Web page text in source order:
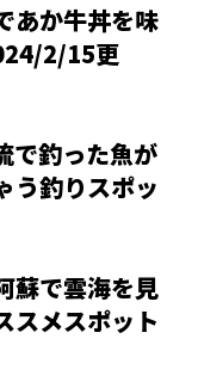
あか牛丼を味
2/15更
で釣った魚が
う釣りスポッ
蘇で雲海を見
スメスポット